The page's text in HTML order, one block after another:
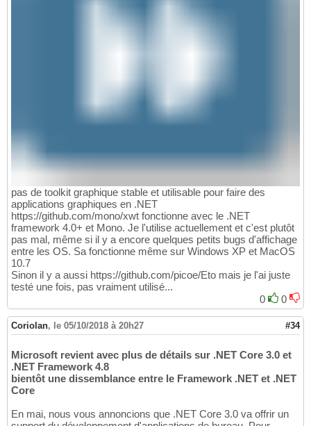
pas de toolkit graphique stable et utilisable pour faire des
applications graphiques en .NET
https://github.com/mono/xwt fonctionne avec le .NET
framework 4.0+ et Mono. Je l'utilise actuellement et c'est plutôt
pas mal, même si il y a encore quelques petits bugs d'affichage
entre les OS. Sa fonctionne même sur Windows XP et MacOS
10.7
Sinon il y a aussi https://github.com/picoe/Eto mais je l'ai juste
testé une fois, pas vraiment utilisé...
0
0
Coriolan, le 05/10/2018 à 20h27 #34
Microsoft revient avec plus de détails sur .NET Core 3.0 et
.NET Framework 4.8
bientôt une dissemblance entre le Framework .NET et .NET
Core
En mai, nous vous annoncions que .NET Core 3.0 va offrir un